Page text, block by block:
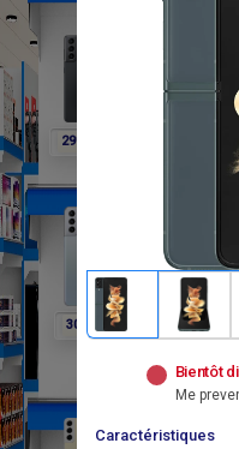
Bientôt
Me
Caractéristiques
291 600
302 400F 297 000F